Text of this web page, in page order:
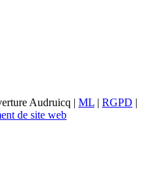
Audruicq | ML | RGPD |
de site web